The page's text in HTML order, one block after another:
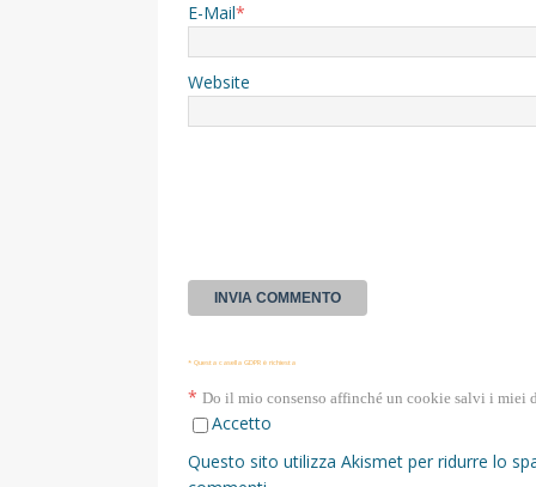
E-Mail*
Website
* Questa casella GDPR è richiesta
* Do il mio consenso affinché un cookie salvi i miei
Accetto
Questo sito utilizza Akismet per ridurre lo